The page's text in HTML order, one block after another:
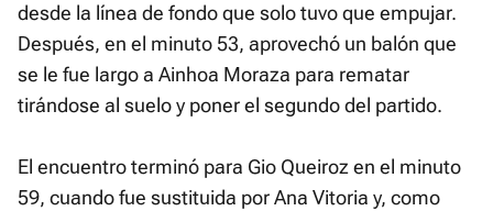
desde la línea de fondo que solo tuvo que empujar.
Después, en el minuto 53, aprovechó un balón que
se le fue largo a Ainhoa Moraza para rematar
tirándose al suelo y poner el segundo del partido.
El encuentro terminó para Gio Queiroz en el minuto
59, cuando fue sustituida por Ana Vitoria y, como